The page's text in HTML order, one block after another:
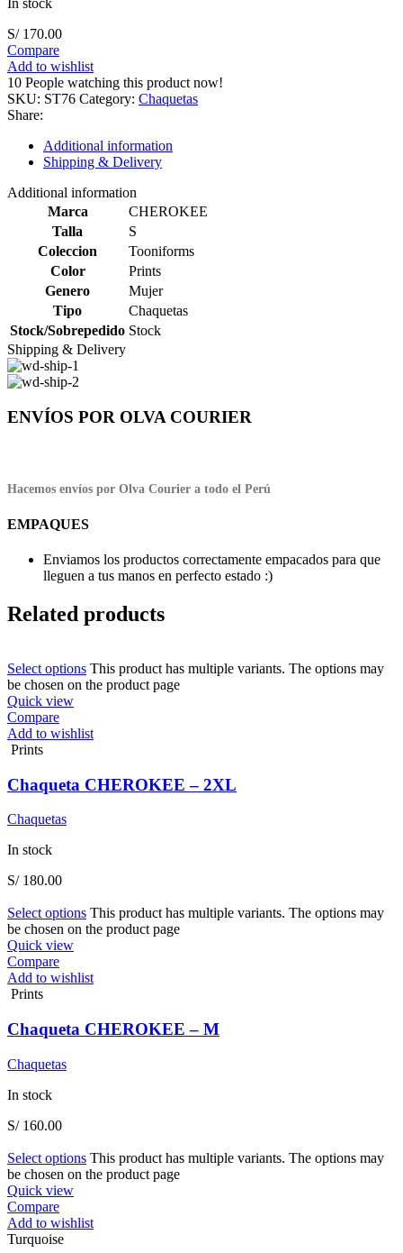
In stock
S/170.00
Compare
Add to wishlist
10 People watching this product now!
SKU: ST76 Category: Chaquetas
Share:
Additional information
Shipping & Delivery
Additional information
Marca
CHEROKEE
Talla
S
Coleccion
Tooniforms
Color
Prints
Genero
Mujer
Tipo
Chaquetas
Stock/Sobrepedido Stock
Shipping & Delivery
ENVÍOS POR OLVA COURIER
Hacemos envíos por Olva Courier a todo el Perú
EMPAQUES
Enviamos los productos correctamente empacados para que
lleguen a tus manos en perfecto estado :)
Related products
Select options This product has multiple variants. The options may
be chosen on the product page
Quick view
Compare
Add to wishlist
Prints
Chaqueta CHEROKEE – 2XL
Chaquetas
In stock
S/180.00
Select options This product has multiple variants. The options may
be chosen on the product page
Quick view
Compare
Add to wishlist
Prints
Chaqueta CHEROKEE – M
Chaquetas
In stock
S/160.00
Select options This product has multiple variants. The options may
be chosen on the product page
Quick view
Compare
Add to wishlist
Turquoise